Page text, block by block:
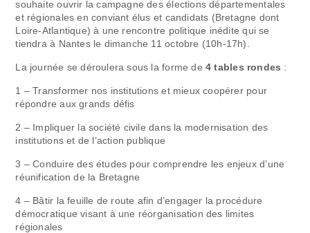
souhaite ouvrir la campagne des élections départementales
et régionales en conviant élus et candidats (Bretagne dont
Loire-Atlantique) à une rencontre politique inédite qui se
tiendra à Nantes le dimanche 11 octobre (10h-17h).
La journée se déroulera sous la forme de4 tables rondes :
1 – Transformer nos institutions et mieux coopérer pour
répondre aux grands défis
2 – Impliquer la société civile dans la modernisation des
institutions et de l’action publique
3 – Conduire des études pour comprendre les enjeux d’une
réunification de la Bretagne
4 – Bâtir la feuille de route afin d’engager la procédure
démocratique visant à une réorganisation des limites
régionales